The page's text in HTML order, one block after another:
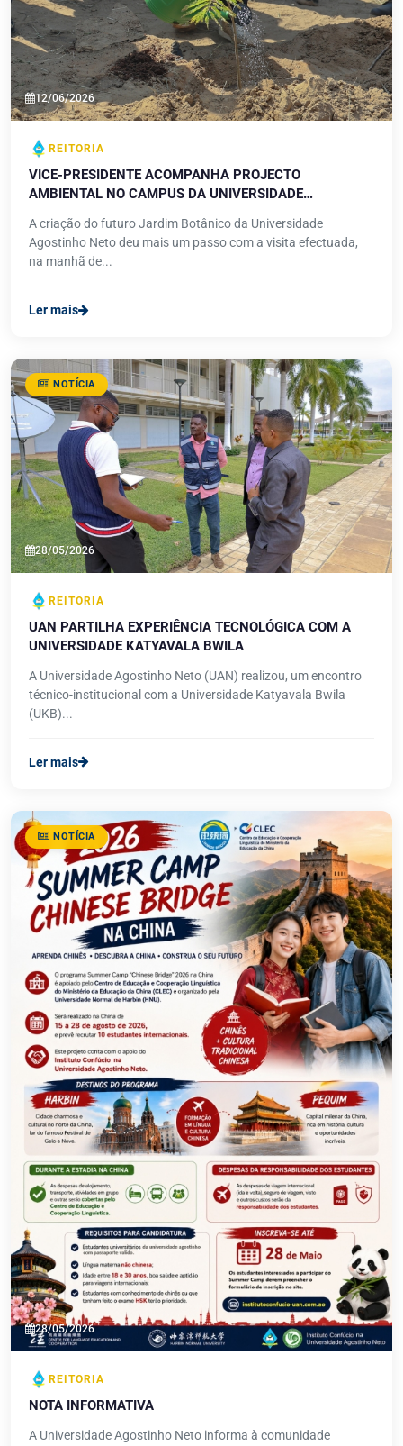
12/06/2026
REITORIA
VICE-PRESIDENTE ACOMPANHA PROJECTO
AMBIENTAL NO CAMPUS DA UNIVERSIDADE
A criação do futuro Jardim Botânico da Universidade
Agostinho Neto deu mais um passo com a visita efectuada,
na manhã de...
Ler mais
NOTÍCIA
28/05/2026
REITORIA
UAN PARTILHA EXPERIÊNCIA TECNOLÓGICA COM A
UNIVERSIDADE KATYAVALA BWILA
A Universidade Agostinho Neto (UAN) realizou, um encontro
técnico-institucional com a Universidade Katyavala Bwila
(UKB)...
Ler mais
NOTÍCIA
28/05/2026
REITORIA
NOTA INFORMATIVA
A Universidade Agostinho Neto informa à comunidade